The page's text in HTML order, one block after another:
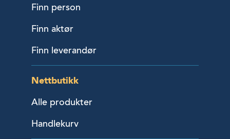
Finn person
Finn aktør
Finn leverandør
Nettbutikk
Alle produkter
Handlekurv